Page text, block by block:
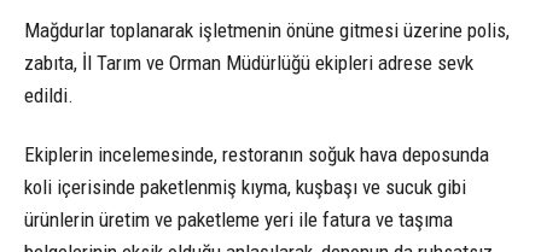
Mağdurlar toplanarak işletmenin önüne gitmesi üzerine polis,
zabıta, İl Tarım ve Orman Müdürlüğü ekipleri adrese sevk
edildi.
Ekiplerin incelemesinde, restoranın soğuk hava deposunda
koli içerisinde paketlenmiş kıyma, kuşbaşı ve sucuk gibi
ürünlerin üretim ve paketleme yeri ile fatura ve taşıma